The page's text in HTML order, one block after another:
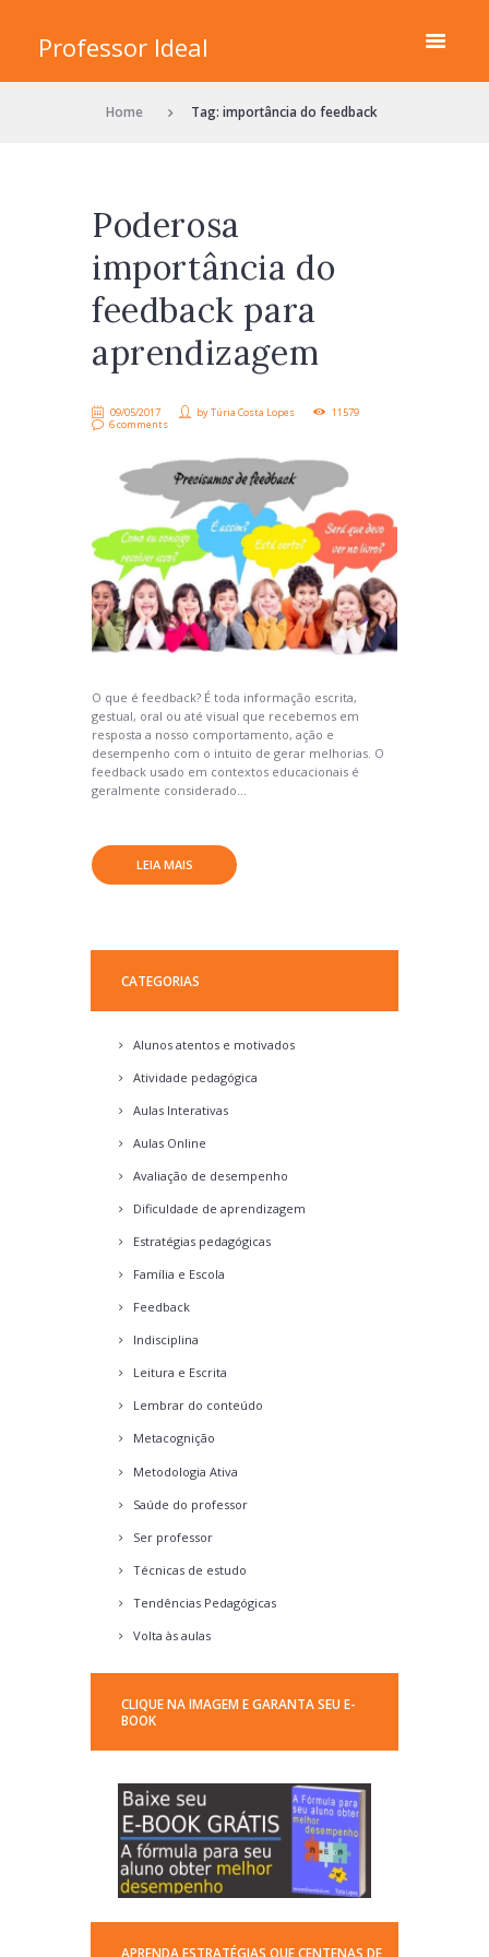
Professor Ideal
Home Tag: importância do feedback
Poderosa
importância do
feedback para
aprendizagem
09/05/2017 byTúria Costa Lopes
11579
6 comments
O que é feedback? É toda informação escrita,
gestual, oral ou até visual que recebemos em
resposta a nosso comportamento, ação e
desempenho com o intuito de gerar melhorias. O
feedback usado em contextos educacionais é
geralmente considerado...
LEIA MAIS
CATEGORIAS
Alunos atentos e motivados
Atividade pedagógica
Aulas Interativas
Aulas Online
Avaliação de desempenho
Dificuldade de aprendizagem
Estratégias pedagógicas
Família e Escola
Feedback
Indisciplina
Leitura e Escrita
Lembrar do conteúdo
Metacognição
Metodologia Ativa
Saúde do professor
Ser professor
Técnicas de estudo
Tendências Pedagógicas
Volta às aulas
CLIQUE NA IMAGEM E GARANTA SEU E-
BOOK
APRENDA ESTRATÉGIAS QUE CENTENAS DE